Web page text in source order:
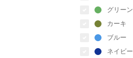
グリーン
カーキ
ブルー
ネイビー